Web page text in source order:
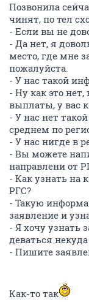
Позвонила
чинят, по тел
- Если вы не
- Да нет, я
место, где мне
пожалуйста.
- У нас такой
- Ну как это
выплаты, у вас
- У нас нет
среднем по
- У нас нигде в
- Вы можете
направлени от
- Как узнать на
РГС?
- Такую
заявление и
- Я хочу узнать
деваться
- Пишите
Как-то так